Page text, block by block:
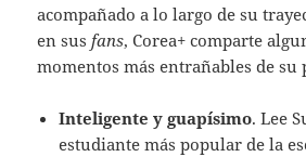
acompañado a lo largo de su
en sus fans, Corea+ comparte
momentos más entrañables de su
Inteligente y guapísimo. Lee
estudiante más popular de la